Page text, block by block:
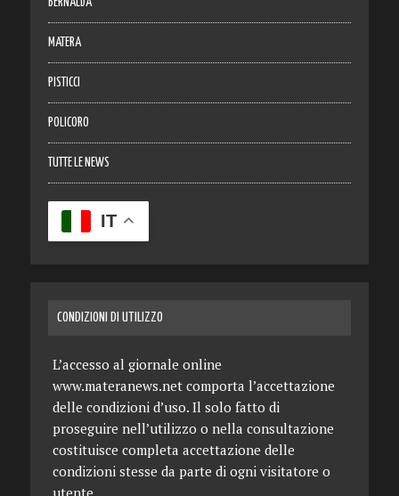
BERNALDA
MATERA
PISTICCI
POLICORO
TUTTE LE NEWS
IT
CONDIZIONI DI UTILIZZO
L’accesso al giornale online
www.materanews.net comporta l’accettazione
delle condizioni d’uso. Il solo fatto di
proseguire nell’utilizzo o nella consultazione
costituisce completa accettazione delle
condizioni stesse da parte di ogni visitatore o
utente.